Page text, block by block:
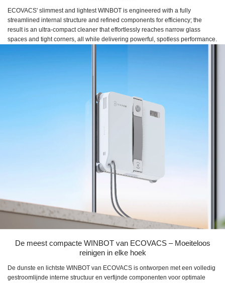
ECOVACS' slimmest and lightest WINBOT is engineered with a fully
streamlined internal structure and refined components for efficiency; the
result is an ultra-compact cleaner that effortlessly reaches narrow glass
spaces and tight corners, all while delivering powerful, spotless performance.
De meest compacte WINBOT van ECOVACS – Moeiteloos
reinigen in elke hoek
De dunste en lichtste WINBOT van ECOVACS is ontworpen met een volledig
gestroomlijnde interne structuur en verfijnde componenten voor optimale